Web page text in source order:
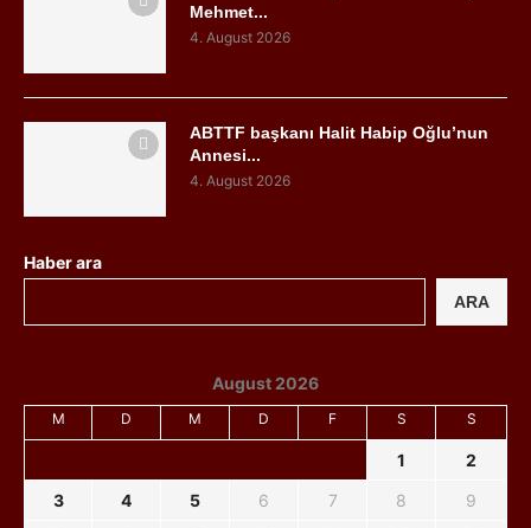
Mehmet...
4. August 2026
ABTTF başkanı Halit Habip Oğlu’nun
Annesi...
4. August 2026
Haber ara
ARA
August 2026
M D M D F S S
1
2
3
4 5 6 7 8
9